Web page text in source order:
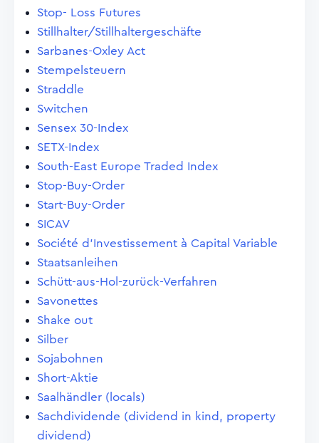
Stop- Loss Futures
Stillhalter/Stillhaltergeschäfte
Sarbanes-Oxley Act
Stempelsteuern
Straddle
Switchen
Sensex 30-Index
SETX-Index
South-East Europe Traded Index
Stop-Buy-Order
Start-Buy-Order
SICAV
Société d'Investissement à Capital Variable
Staatsanleihen
Schütt-aus-Hol-zurück-Verfahren
Savonettes
Shake out
Silber
Sojabohnen
Short-Aktie
Saalhändler (locals)
Sachdividende (dividend in kind, property
dividend)